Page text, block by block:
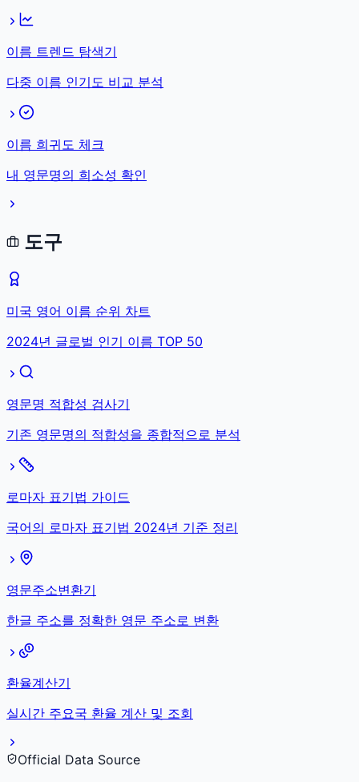
이름 트렌드 탐색기
다중 이름 인기도 비교 분석
이름 희귀도 체크
내 영문명의 희소성 확인
도구
미국 영어 이름 순위 차트
2024년 글로벌 인기 이름 TOP 50
영문명 적합성 검사기
기존 영문명의 적합성을 종합적으로 분석
로마자 표기법 가이드
국어의 로마자 표기법 2024년 기준 정리
영문주소변환기
한글 주소를 정확한 영문 주소로 변환
환율계산기
실시간 주요국 환율 계산 및 조회
Official Data Source